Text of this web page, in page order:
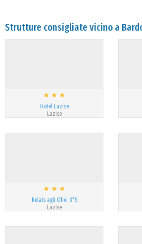
Strutture consigliate vicino a
Hotel Lazise
Lazise
Relais agli Olivi 3*S
Lazise